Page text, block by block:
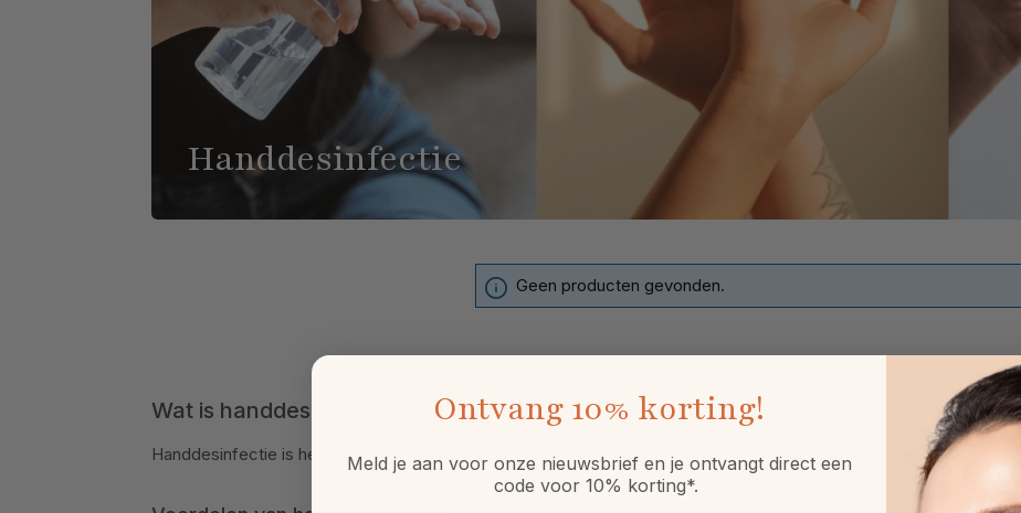
Handdesinfectie
Geen producten gevonden.
Wat is handdesinfectie?
Handdesinfectie is het desinfecteren van handen met handalcohol/ handdesinfectiegel. Dit doe je op droge handen.
Ontvang 10% korting!
Meld je aan voor onze nieuwsbrief en je ontvangt direct een
code voor 10% korting*.